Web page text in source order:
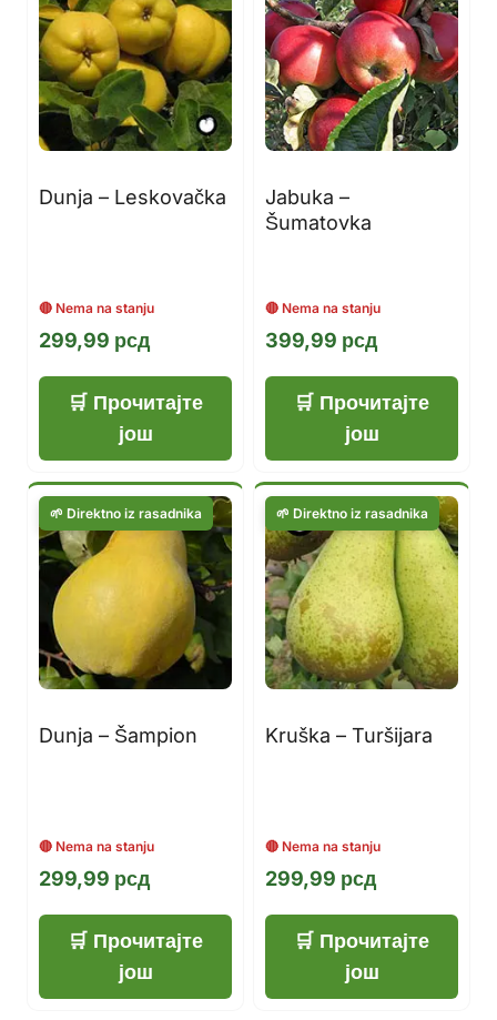
Dunja – Leskovačka
299,99 рсд
Прочитајте
још
Jabuka –
Šumatovka
399,99 рсд
Прочитајте
још
Dunja – Šampion
299,99 рсд
Прочитајте
још
Kruška – Turšijara
299,99 рсд
Прочитајте
још